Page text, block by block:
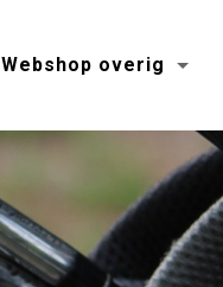
Webshop overig